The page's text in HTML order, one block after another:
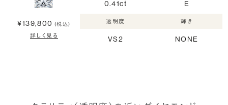
¥139,800 (税込)
詳しく見る
0.41ct E
透明度
VS2
輝き
NONE